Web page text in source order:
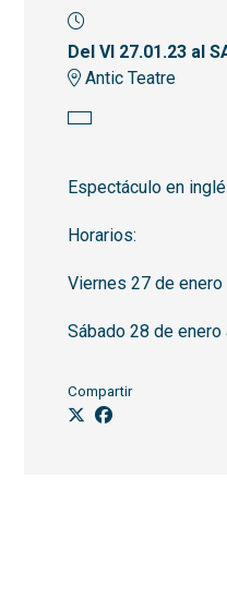
Del VI 27.01.23 al
Antic Teatre
Espectáculo en
Horarios:
Viernes 27 de enero
Sábado 28 de enero
Compartir